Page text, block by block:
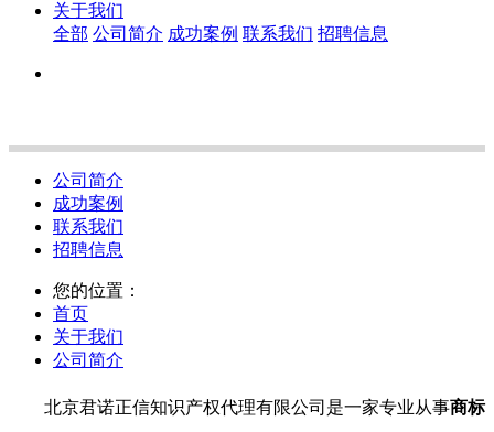
关于我们
全部 公司简介 成功案例 联系我们 招聘信息
公司简介
成功案例
联系我们
招聘信息
您的位置：
首页
关于我们
公司简介
北京君诺正信知识产权代理有限公司是一家专业从事商标